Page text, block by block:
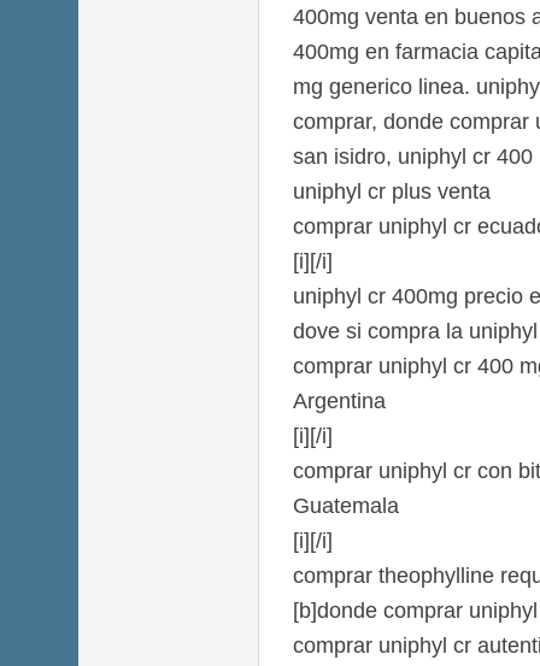
400mg venta en buenos
400mg en farmacia
mg generico linea.
comprar, donde comprar
san isidro, uniphyl cr
uniphyl cr plus venta
comprar uniphyl cr
[i][/i]
uniphyl cr 400mg precio
dove si compra la
comprar uniphyl cr 400
Argentina
[i][/i]
comprar uniphyl cr con
Guatemala
[i][/i]
comprar theophylline
[b]donde comprar
comprar uniphyl cr